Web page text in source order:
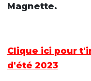
Magnette.
Clique ici pour
d'été 2023